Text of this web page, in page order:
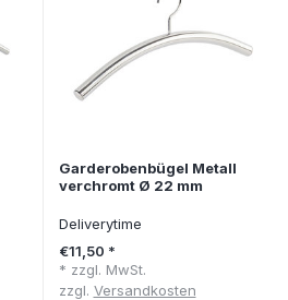
Garderobenbügel Metall
verchromt Ø 22 mm
Deliverytime
€11,50 *
* zzgl. MwSt.
zzgl. Versandkosten